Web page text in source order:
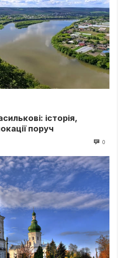
історія,
поруч
0